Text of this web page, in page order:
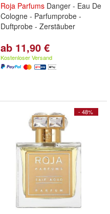
Roja Parfums Danger - Eau De
Cologne - Parfumprobe -
Duftprobe - Zerstäuber
ab 11,90 €
Kostenloser Versand
- 48%